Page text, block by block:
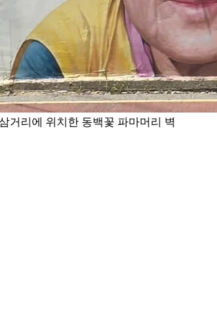
거리에 위치한 동백꽃 파마머리 벽